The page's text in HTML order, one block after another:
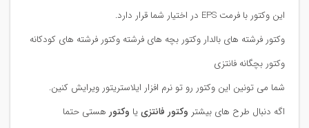
این وکتور با فرمت EPS در اختیار شما قرار دارد.
وکتور فرشته های بالدار وکتور بچه های فرشته وکتور فرشته های کودکانه
وکتور بچگانه فانتزی
شما می تونین این وکتور رو تو نرم افزار ایلاستریتور ویرایش کنین.
اگه دنبال طرح های بیشتر وکتور فانتزییا وکتور هستی حتما